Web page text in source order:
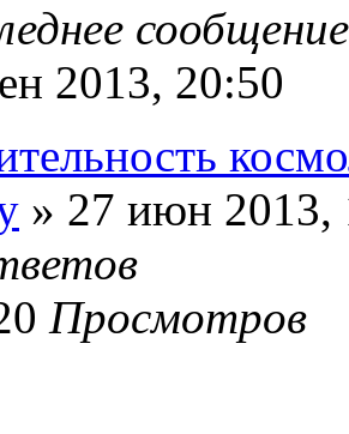
2013, 20:50
» 27 июн 2013,
Просмотров